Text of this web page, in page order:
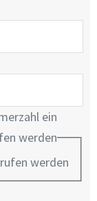
ein
werden
werden